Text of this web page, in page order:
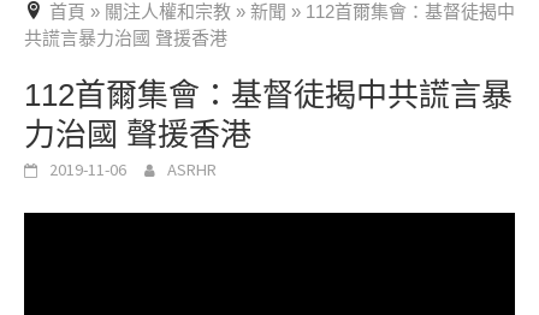
首頁 » 關注人權和宗教 » 新聞 » 112首爾集會：基督徒揭中
共謊言暴力治國 聲援香港
112首爾集會：基督徒揭中共謊言暴
力治國 聲援香港
2019-11-06 ASRHR